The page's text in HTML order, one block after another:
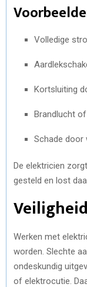
Volledige
Kortsluiting
Brandlucht
Schade
De elektricien
gesteld en lost
Werken met
worden. Slechte
ondeskundig
of elektrocutie.